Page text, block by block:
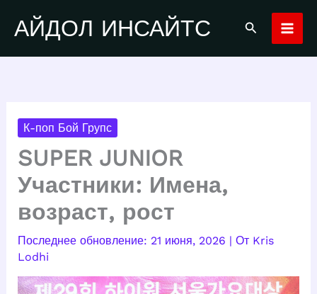
содержимому
АЙДОЛ ИНСАЙТС Поиск
К-поп Бой Групс
SUPER JUNIOR
Участники: Имена,
возраст, рост
21 июня, 2026 | От Kris
Lodhi